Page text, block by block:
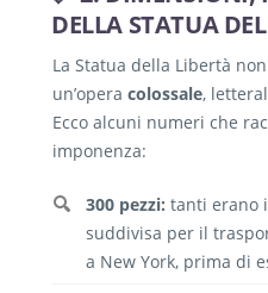
DELLA STATUA
La Statua della Libertà
un’opera colossale,
Ecco alcuni numeri che
imponenza:
300 pezzi: tanti erano
suddivisa per il
a New York, prima di